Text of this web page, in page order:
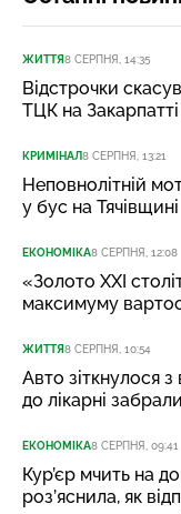
ЖИТТЯ8 СЕРПНЯ, 14:35
Відстрочки
ТЦК на
КРИМІНАЛ8 СЕРПНЯ, 13:21
Неповнолітній
у бус на Тячівщині
ЕКОНОМІКА8 СЕРПНЯ, 12:08
«Золото XXI
максимуму
ЖИТТЯ8 СЕРПНЯ, 10:54
Авто зіткнулося
до лікарні
ЕКОНОМІКА8 СЕРПНЯ, 09:41
Кур’єр мчить на
роз’яснила, як